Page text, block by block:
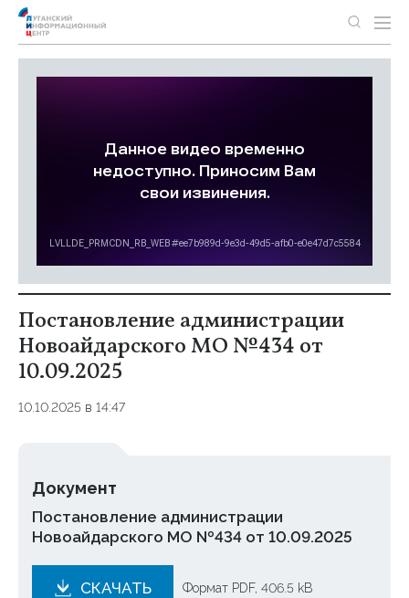
Постановление администрации
Новоайдарского МО №434 от
10.09.2025
10.10.2025 в 14:47
Документ
Постановление администрации
Новоайдарского МО №434 от 10.09.2025
СКАЧАТЬ Формат PDF, 406.5 kB